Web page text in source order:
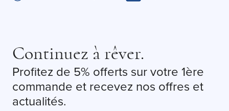
Continuez à rêver.
Profitez de 5% offerts sur votre 1ère
commande et recevez nos offres et
actualités.